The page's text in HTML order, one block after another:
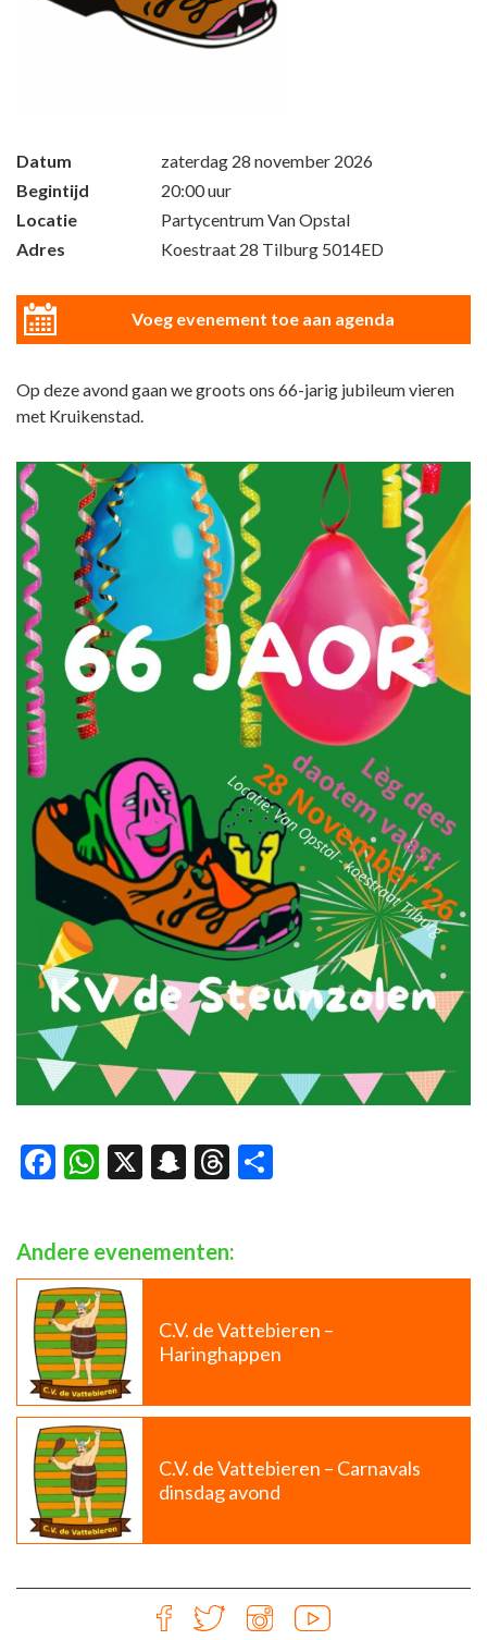
Datum
zaterdag 28 november 2026
Begintijd
20:00 uur
Locatie
Partycentrum Van Opstal
Adres
Koestraat 28 Tilburg 5014ED
Voeg evenement toe aan agenda
Op deze avond gaan we groots ons 66-jarig jubileum vieren
met Kruikenstad.
Facebook
WhatsApp
X Snapchat
Threads
Andere evenementen:
C.V. de Vattebieren –
Haringhappen
C.V. de Vattebieren – Carnavals
dinsdag avond